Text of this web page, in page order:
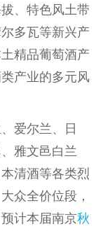
、特色风土带
多瓦等新兴产
精品葡萄酒产
产业的多元风
爱尔兰、日
雅文邑白兰
清酒等各类烈
众全价位段，
计本届南京秋